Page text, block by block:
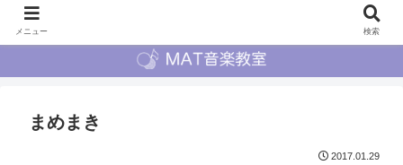
まめまき
2017.01.29
メニュー 検索